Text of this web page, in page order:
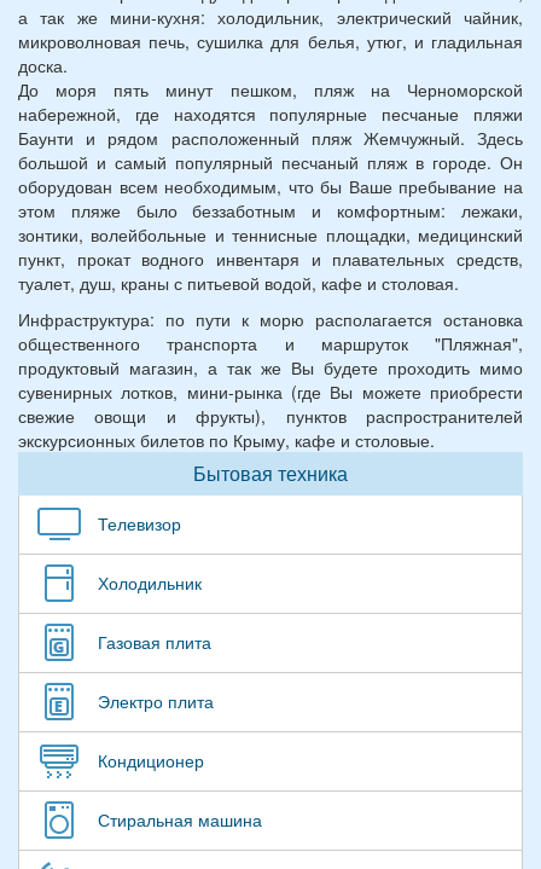
а так же мини-кухня: холодильник, электрический чайник,
микроволновая печь, сушилка для белья, утюг, и гладильная
доска.
До моря пять минут пешком, пляж на Черноморской
набережной, где находятся популярные песчаные пляжи
Баунти и рядом расположенный пляж Жемчужный. Здесь
большой и самый популярный песчаный пляж в городе. Он
оборудован всем необходимым, что бы Ваше пребывание на
этом пляже было беззаботным и комфортным: лежаки,
зонтики, волейбольные и теннисные площадки, медицинский
пункт, прокат водного инвентаря и плавательных средств,
туалет, душ, краны с питьевой водой, кафе и столовая.
Инфраструктура: по пути к морю располагается остановка
общественного транспорта и маршруток "Пляжная",
продуктовый магазин, а так же Вы будете проходить мимо
сувенирных лотков, мини-рынка (где Вы можете приобрести
свежие овощи и фрукты), пунктов распространителей
экскурсионных билетов по Крыму, кафе и столовые.
Бытовая техника
Телевизор
Холодильник
Газовая плита
Электро плита
Кондиционер
Стиральная машина